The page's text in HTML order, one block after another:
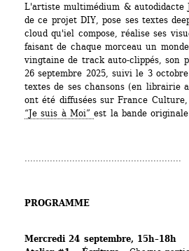
L'artiste multimédium & autodidacte
de ce projet DIY, pose ses textes
cloud qu'iel compose, réalise ses
faisant de chaque morceau un
vingtaine de track auto-clippés, son
26 septembre 2025, suivi le 3
textes de ses chansons (en librairie
ont été diffusées sur France
“Je suis à Moi” est la bande
PROGRAMME
Mercredi 24 septembre, 15h–18h